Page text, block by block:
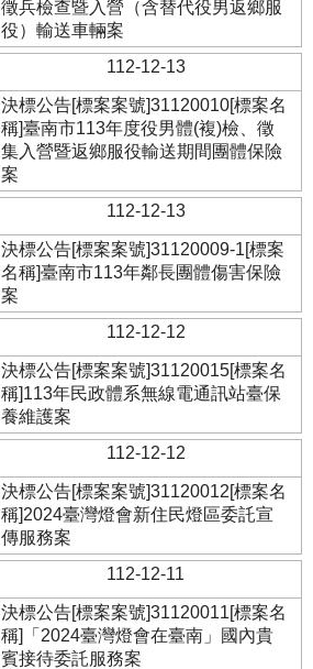
徵兵檢查暨入營（含替代役男返鄉服
役）輸送車輛案
112-12-13
決標公告[標案案號]31120010[標案名
稱]臺南市113年度役男體(複)檢、徵
集入營暨返鄉服役輸送期間團體保險
案
112-12-13
決標公告[標案案號]31120009-1[標案
名稱]臺南市113年鄰長團體傷害保險
案
112-12-12
決標公告[標案案號]31120015[標案名
稱]113年民政體系無線電通訊站臺保
養維護案
112-12-12
決標公告[標案案號]31120012[標案名
稱]2024臺灣燈會新住民燈區委託宣
傳服務案
112-12-11
決標公告[標案案號]31120011[標案名
稱]「2024臺灣燈會在臺南」國內貴
賓接待委託服務案